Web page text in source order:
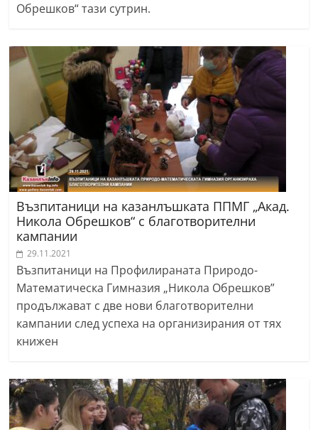
Обрешков“ тази сутрин.
Възпитаници на казанлъшката ППМГ „Акад.
Никола Обрешков“ с благотворителни
кампании
29.11.2021
Възпитаници на Профилираната Природо-
Математическа Гимназия „Никола Обрешков”
продължават с две нови благотворителни
кампании след успеха на организирания от тях
книжен